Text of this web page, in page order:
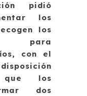
pidió
los
los
para
con el
que los
dos